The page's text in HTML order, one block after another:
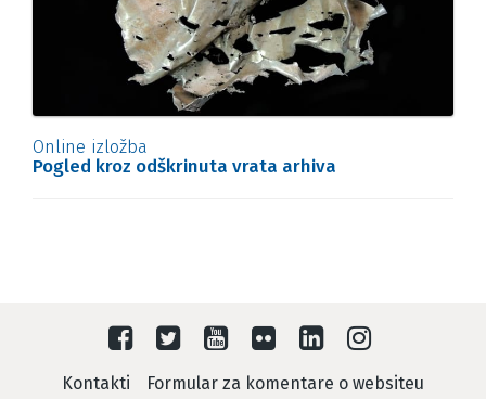
Online izložba
Pogled kroz odškrinuta vrata arhiva
Kontakti Formular za komentare o websiteu